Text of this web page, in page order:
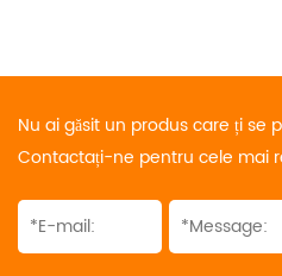
Nu ai găsit un produs care ți se
Contactați-ne pentru cele mai